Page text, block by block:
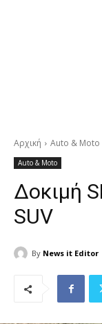
Αρχική Auto & Moto
Auto & Moto
Δοκιμή
SUV
By News it Editor